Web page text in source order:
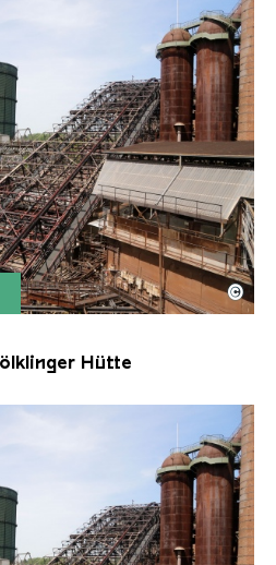
der Völklinger Hütte mit
Völklinger Hütte | Karl
©
Hütte